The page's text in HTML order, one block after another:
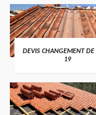
DEVIS CHANGEMENT DE
19